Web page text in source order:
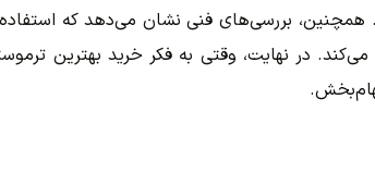
همچنین، بررسی‌های فنی نشان می‌دهد که
می‌کند. در نهایت، وقتی به فکر خرید بهترین